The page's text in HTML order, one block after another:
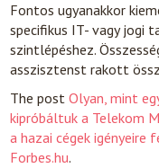
Fontos ugyanakkor
specifikus IT- vagy jogi
szintlépéshez.
asszisztenst rakott
The postOlyan, mint
kipróbáltuk a Telekom
a hazai cégek
Forbes.hu.